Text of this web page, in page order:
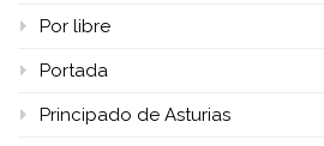
Por libre
Portada
Principado de Asturias